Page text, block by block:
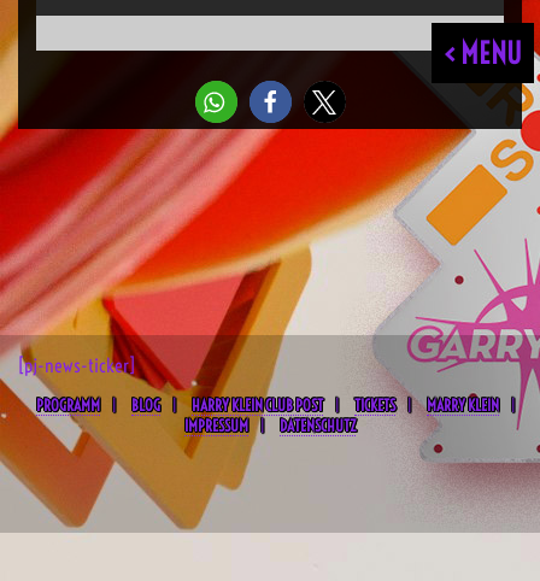
< MENU
[pj-news-ticker]
PROGRAMM BLOG HARRY KLEIN CLUB POST TICKETS
MARRY KLEIN
IMPRESSUM
DATENSCHUTZ